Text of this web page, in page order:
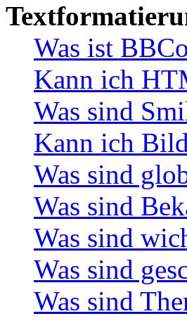
Was ist
Kann ich
Was sind
Kann ich
Was sind
Was sind
Was sind
Was sind
Was sind